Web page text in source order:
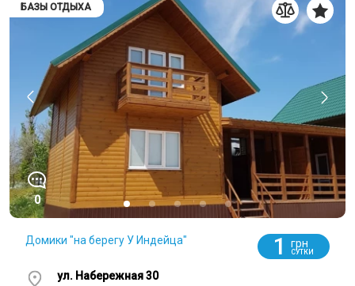
БАЗЫ ОТДЫХА
0
Домики "на берегу У Индейца" 1 грн
СУТКИ
ул. Набережная 30